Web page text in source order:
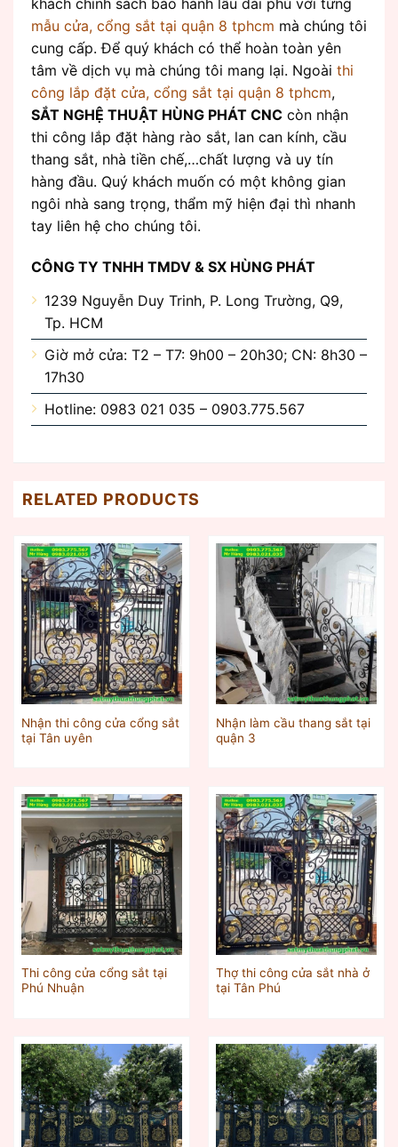
khách chính sách bảo hành lâu dài phù với từng
mẫu cửa, cổng sắt tại quận 8 tphcm mà chúng tôi
cung cấp. Để quý khách có thể hoàn toàn yên
tâm về dịch vụ mà chúng tôi mang lại. Ngoài thi
công lắp đặt cửa, cổng sắt tại quận 8 tphcm,
SẮT NGHỆ THUẬT HÙNG PHÁT CNC còn nhận
thi công lắp đặt hàng rào sắt, lan can kính, cầu
thang sắt, nhà tiền chế,…chất lượng và uy tín
hàng đầu. Quý khách muốn có một không gian
ngôi nhà sang trọng, thẩm mỹ hiện đại thì nhanh
tay liên hệ cho chúng tôi.
CÔNG TY TNHH TMDV & SX HÙNG PHÁT
1239 Nguyễn Duy Trinh, P. Long Trường, Q9,
Tp. HCM
Giờ mở cửa: T2 – T7: 9h00 – 20h30; CN: 8h30 –
17h30
Hotline: 0983 021 035 – 0903.775.567
RELATED PRODUCTS
Nhận thi công cửa cổng sắt
tại Tân uyên
Nhận làm cầu thang sắt tại
quận 3
Thi công cửa cổng sắt tại
Phú Nhuận
Thợ thi công cửa sắt nhà ở
tại Tân Phú